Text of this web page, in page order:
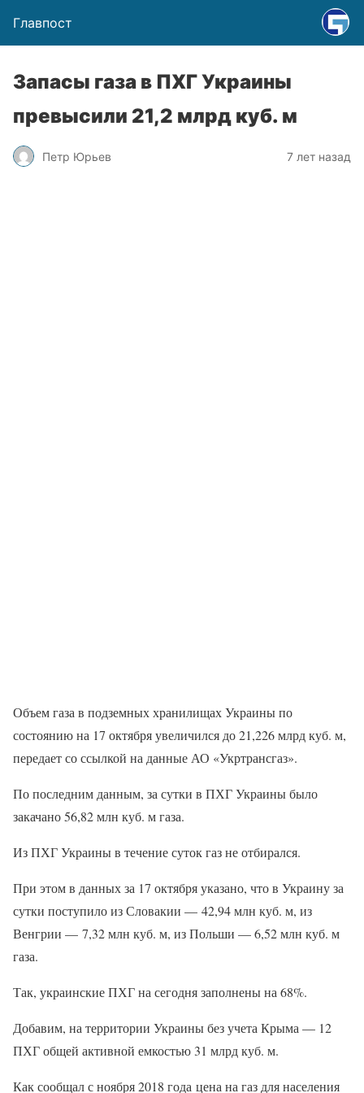
Главпост
Запасы газа в ПХГ Украины
превысили 21,2 млрд куб. м
Петр Юрьев 7 лет назад
Объем газа в подземных хранилищах Украины по
состоянию на 17 октября увеличился до 21,226 млрд куб. м,
передает со ссылкой на данные АО «Укртрансгаз».
По последним данным, за сутки в ПХГ Украины было
закачано 56,82 млн куб. м газа.
Из ПХГ Украины в течение суток газ не отбирался.
При этом в данных за 17 октября указано, что в Украину за
сутки поступило из Словакии — 42,94 млн куб. м, из
Венгрии — 7,32 млн куб. м, из Польши — 6,52 млн куб. м
газа.
Так, украинские ПХГ на сегодня заполнены на 68%.
Добавим, на территории Украины без учета Крыма — 12
ПХГ общей активной емкостью 31 млрд куб. м.
Как сообщал с ноября 2018 года цена на газ для населения